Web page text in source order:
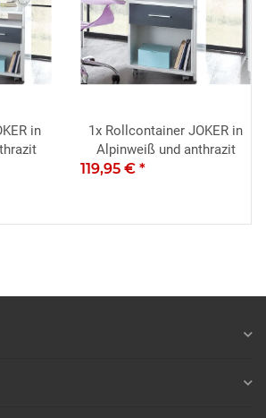
in
1x Rollcontainer JOKER in
Alpinweiß und anthrazit
119,95 € *